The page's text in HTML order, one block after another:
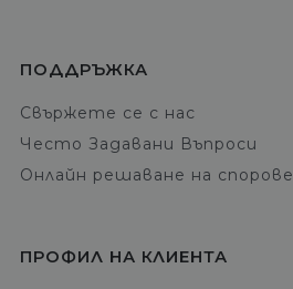
ПОДДРЪЖКА
Свържете се с нас
Често Задавани Въпроси
Онлайн решаване на спорове
ПРОФИЛ НА КЛИЕНТА